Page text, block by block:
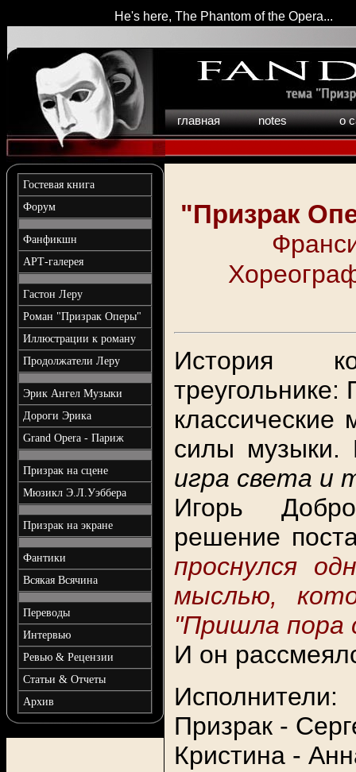
He's here, The Phantom of the Opera...
главная notes о
Гостевая книга
Форум
Фанфикшн
АРТ-галерея
Гастон Леру
Роман "Призрак Оперы"
Иллюстрации к роману
Продолжатели Леру
Эрик Ангел Музыки
Дороги Эрика
Grand Opera - Париж
Призрак на сцене
Мюзикл Э.Л.Уэббера
Призрак на экране
Фантики
Всякая Всячина
Переводы
Интервью
Ревью & Рецензии
Статьи & Отчеты
Архив
"Призрак
История
силы музыки.
игра света и
Игорь
решение
проснулся
мыслью,
"Пришла пора
И он
Исполнители:
Призрак -
Кристина -